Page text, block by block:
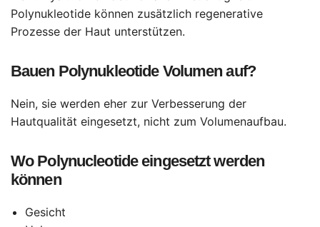
Polynukleotide können zusätzlich regenerative
Prozesse der Haut unterstützen.
Bauen Polynukleotide Volumen auf?
Nein, sie werden eher zur Verbesserung der
Hautqualität eingesetzt, nicht zum Volumenaufbau.
Wo Polynucleotide eingesetzt werden
können
Gesicht